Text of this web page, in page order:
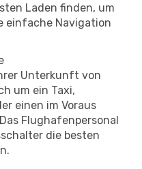
Laden finden, um
einfache Navigation
Unterkunft von
um ein Taxi,
einen im Voraus
Flughafenpersonal
die besten